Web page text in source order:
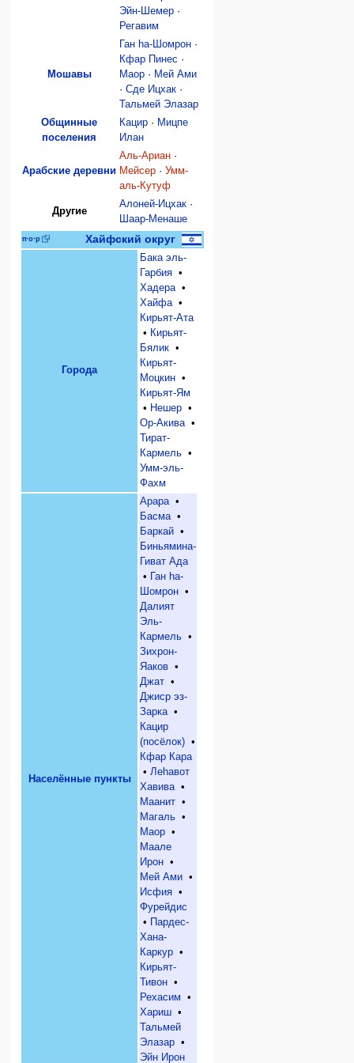
Эйн-Шемер ·
Регавим
Мошавы
Ган hа-Шомрон ·
Кфар Пинес ·
Маор · Мeй Ами
·Сде Ицхак ·
Тальмей Элазар
Общинные
поселения
Кацир · Мицпе
Илан
Арабские деревни
Аль-Ариан ·
Мейсер ·Умм-
аль-Кутуф
Другие
Алоней-Ицхак ·
Шаар-Менаше
п·о·р Хайфский округ
Города
Бака эль-
Гарбия •
Хадера •
Хайфа •
Кирьят-Ата
• Кирьят-
Бялик •
Кирьят-
Моцкин •
Кирьят-Ям
• Нешер •
Ор-Акива •
Тират-
Кармель •
Умм-эль-
Фахм
Населённые пункты
Арара •
Басма •
Баркай •
Биньямина-
Гиват Ада
• Ган hа-
Шомрон •
Далият
Эль-
Кармель •
Зихрон-
Яаков •
Джат •
Джиср эз-
Зарка •
Кацир
(посёлок) •
Кфар Кара
• Леhавот
Хавива •
Маанит •
Магаль •
Маор •
Маале
Ирон •
Мей Ами •
Исфия •
Фурейдис
• Пардес-
Хана-
Каркур •
Кирьят-
Тивон •
Рехасим •
Хариш •
Тальмей
Элазар •
Эйн Ирон